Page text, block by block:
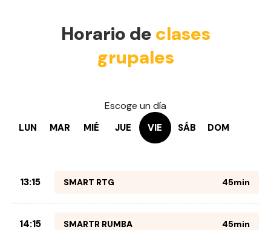
Horario de clases
grupales
Escoge un día
LUN MAR MIÉ JUE VIE SÁB DOM
13:15 SMART RTG 45min
14:15 SMARTR RUMBA 45min